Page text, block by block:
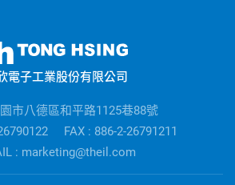
電子工業股份有限公司
市八德區和平路1125巷88號
FAX : 886-2-26791211
: marketing@theil.com